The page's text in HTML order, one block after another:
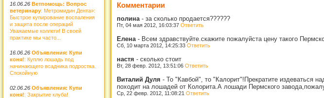
16.06.26 Ветпомощь: Вопрос
ветеринару: Метромидин Дента»:
Быстрое купирование воспаления
и защита после операций
Уважаемые коллеги! В своей
практике мы часто...
16.06.26 Объявления: Купи
коня!: Куплю лошадь под
начинающего всадника подростка.
Спокойную
02.06.26 Объявления: Купи
коня!: Закрытие клуба!
Комментарии
полина - за сколько продается??????
Пт, 04 мая 2012, 16:03:37 Ответить
Елена - Всем здравствуйте.скажите пожалуйста цену такого
Сб, 10 марта 2012, 14:25:33 Ответить
настя - сколько стоит
Вт, 28 февр. 2012, 13:51:06 Ответить
Виталий Дуля - То "Кавбой", то "Калорит"!Прекратите издеваться
походит на лошадей от Колорита.А лошади Пермского
Ср, 22 февр. 2012, 11:08:21 Ответить